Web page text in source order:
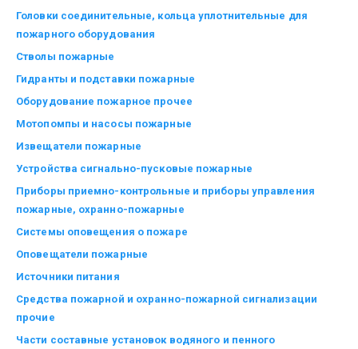
Головки соединительные, кольца уплотнительные для
пожарного оборудования
Стволы пожарные
Гидранты и подставки пожарные
Оборудование пожарное прочее
Мотопомпы и насосы пожарные
Извещатели пожарные
Устройства сигнально-пусковые пожарные
Приборы приемно-контрольные и приборы управления
пожарные, охранно-пожарные
Системы оповещения о пожаре
Оповещатели пожарные
Источники питания
Средства пожарной и охранно-пожарной сигнализации
прочие
Части составные установок водяного и пенного